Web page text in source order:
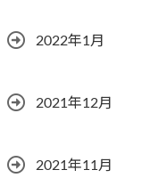
2022年1月
2021年12月
2021年11月